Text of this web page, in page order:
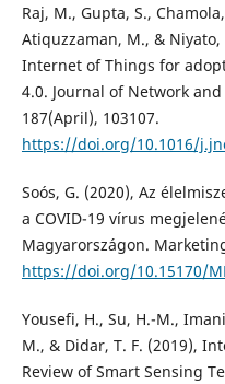
Raj, M., Gupta, S.,
Atiquzzaman, M., &
Internet of Things for
4.0. Journal of Network
187(April), 103107.
https://doi.org/10.1016/
Soós, G. (2020), Az
a COVID-19 vírus
Magyarországon.
https://doi.org/10.15170/
Yousefi, H., Su, H.-M.,
M., & Didar, T. F. (2019),
Review of Smart Sensing